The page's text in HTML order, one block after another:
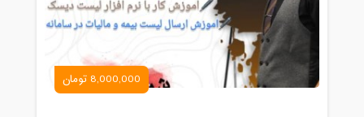
8,000,000 تومان